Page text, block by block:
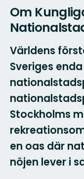
Om
Världens
Sveriges enda
Stockholms
en oas där
nöjen lever i